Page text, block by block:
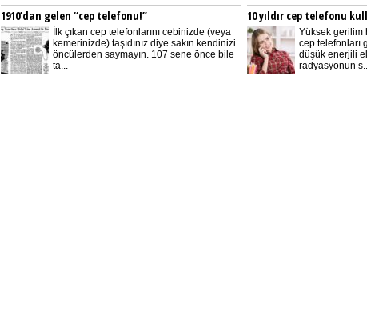
1910’dan gelen “cep telefonu!”
İlk çıkan cep telefonlarını cebinizde (veya
kemerinizde) taşıdınız diye sakın kendinizi
öncülerden saymayın. 107 sene önce bile
ta...
10 yıldır cep telefonu
Yüksek gerilim
cep telefonları
düşük enerjili
radyasyonun